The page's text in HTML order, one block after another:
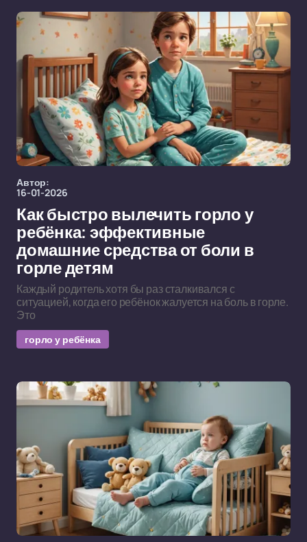
Автор:
16-01-2026
Как быстро вылечить горло у
ребёнка: эффективные
домашние средства от боли в
горле детям
Каждый родитель хотя бы раз сталкивался с
ситуацией, когда его ребёнок жалуется на боль в горле.
Это
горло у ребёнка